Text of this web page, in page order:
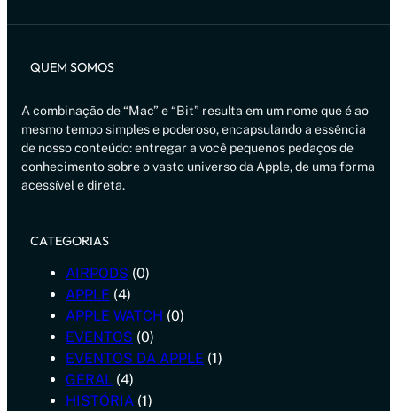
QUEM SOMOS
A combinação de “Mac” e “Bit” resulta em um nome que é ao
mesmo tempo simples e poderoso, encapsulando a essência
de nosso conteúdo: entregar a você pequenos pedaços de
conhecimento sobre o vasto universo da Apple, de uma forma
acessível e direta.
CATEGORIAS
AIRPODS (0)
APPLE (4)
APPLE WATCH (0)
EVENTOS (0)
EVENTOS DA APPLE (1)
GERAL (4)
HISTÓRIA (1)